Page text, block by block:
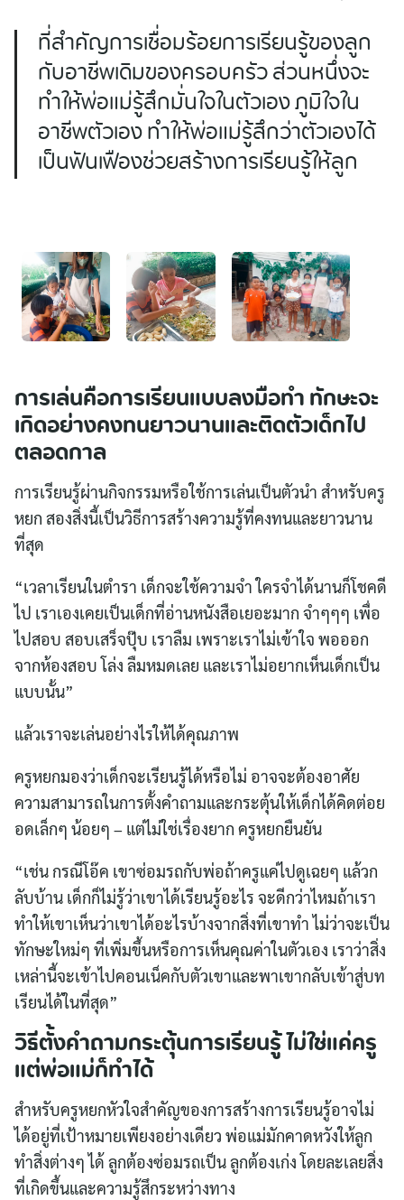
Search
ที่สำคัญการเชื่อมร้อยการเรียนรู้ของลูก
กับอาชีพเดิมของครอบครัว ส่วนหนึ่งจะ
ทำให้พ่อแม่รู้สึกมั่นใจในตัวเอง ภูมิใจใน
อาชีพตัวเอง ทำให้พ่อแม่รู้สึกว่าตัวเองได้
เป็นฟันเฟืองช่วยสร้างการเรียนรู้ให้ลูก
การเล่นคือการเรียนแบบลงมือทำ ทักษะจะ
เกิดอย่างคงทนยาวนานและติดตัวเด็กไป
ตลอดกาล
การเรียนรู้ผ่านกิจกรรมหรือใช้การเล่นเป็นตัวนำ สำหรับครู
หยก สองสิ่งนี้เป็นวิธีการสร้างความรู้ที่คงทนและยาวนาน
ที่สุด
“เวลาเรียนในตำรา เด็กจะใช้ความจำ ใครจำได้นานก็โชคดี
ไป เราเองเคยเป็นเด็กที่อ่านหนังสือเยอะมาก จำๆๆๆ เพื่อ
ไปสอบ สอบเสร็จปุ๊บ เราลืม เพราะเราไม่เข้าใจ พอออก
จากห้องสอบ โล่ง ลืมหมดเลย และเราไม่อยากเห็นเด็กเป็น
แบบนั้น”
แล้วเราจะเล่นอย่างไรให้ได้คุณภาพ
ครูหยกมองว่าเด็กจะเรียนรู้ได้หรือไม่ อาจจะต้องอาศัย
ความสามารถในการตั้งคำถามและกระตุ้นให้เด็กได้คิดต่อย
อดเล็กๆ น้อยๆ – แต่ไม่ใช่เรื่องยาก ครูหยกยืนยัน
“เช่น กรณีโอ๊ค เขาซ่อมรถกับพ่อถ้าครูแค่ไปดูเฉยๆ แล้วก
ลับบ้าน เด็กก็ไม่รู้ว่าเขาได้เรียนรู้อะไร จะดีกว่าไหมถ้าเรา
ทำให้เขาเห็นว่าเขาได้อะไรบ้างจากสิ่งที่เขาทำ ไม่ว่าจะเป็น
ทักษะใหม่ๆ ที่เพิ่มขึ้นหรือการเห็นคุณค่าในตัวเอง เราว่าสิ่ง
เหล่านี้จะเข้าไปคอนเน็คกับตัวเขาและพาเขากลับเข้าสู่บท
เรียนได้ในที่สุด”
วิธีตั้งคำถามกระตุ้นการเรียนรู้ ไม่ใช่แค่ครู
แต่พ่อแม่ก็ทำได้
สำหรับครูหยกหัวใจสำคัญของการสร้างการเรียนรู้อาจไม่
ได้อยู่ที่เป้าหมายเพียงอย่างเดียว พ่อแม่มักคาดหวังให้ลูก
ทำสิ่งต่างๆ ได้ ลูกต้องซ่อมรถเป็น ลูกต้องเก่ง โดยละเลยสิ่ง
ที่เกิดขึ้นและความรู้สึกระหว่างทาง